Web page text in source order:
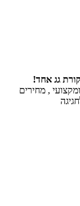
אחד!
, מחירים